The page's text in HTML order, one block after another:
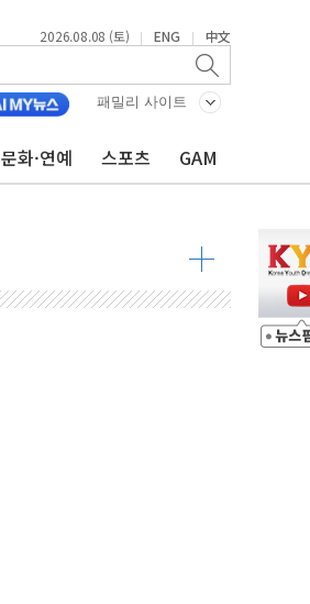
2026.08.08 (토) | ENG | 中文
패밀리 사이트
문화·연예 스포츠 GAM